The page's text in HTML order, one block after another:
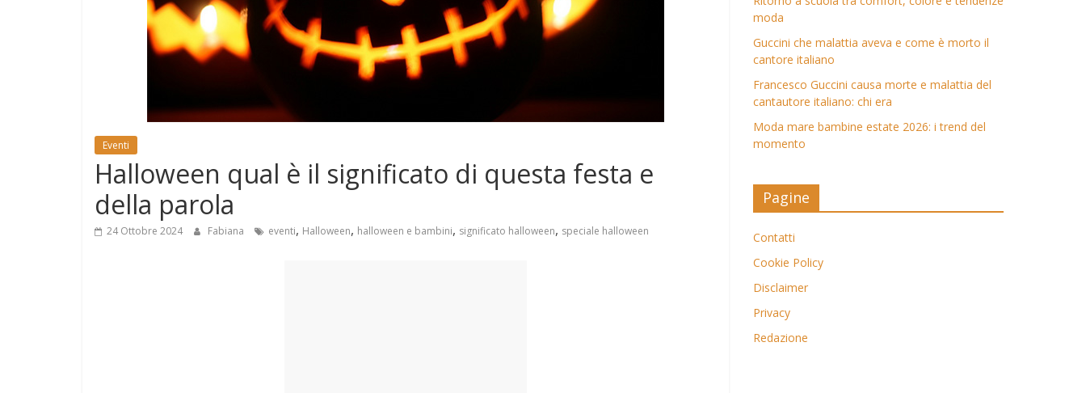
Eventi
Halloween qual è il significato di questa festa e
della parola
24 Ottobre 2024 Fabiana eventi, Halloween, halloween e bambini, significato halloween, speciale halloween
moda
Guccini che malattia aveva e come è morto il
cantore italiano
Francesco Guccini causa morte e malattia del
cantautore italiano: chi era
Moda mare bambine estate 2026: i trend del
momento
Pagine
Contatti
Cookie Policy
Disclaimer
Privacy
Redazione